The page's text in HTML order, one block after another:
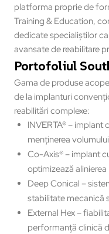
platforma proprie de
Training & Education,
dedicate specialiștilor
avansate de reabilitare
Portofoliul
Gama de produse
de la implanturi
reabilitări complexe:
INVERTA® –
menținerea
Co-Axis® – implant
optimizează
Deep Conical –
stabilitate mecanică
External Hex –
performanță clinică